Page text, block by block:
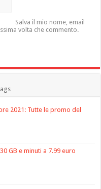
Salva il mio nome, email
volta che commento.
2021: Tutte le promo del
GB e minuti a 7.99 euro